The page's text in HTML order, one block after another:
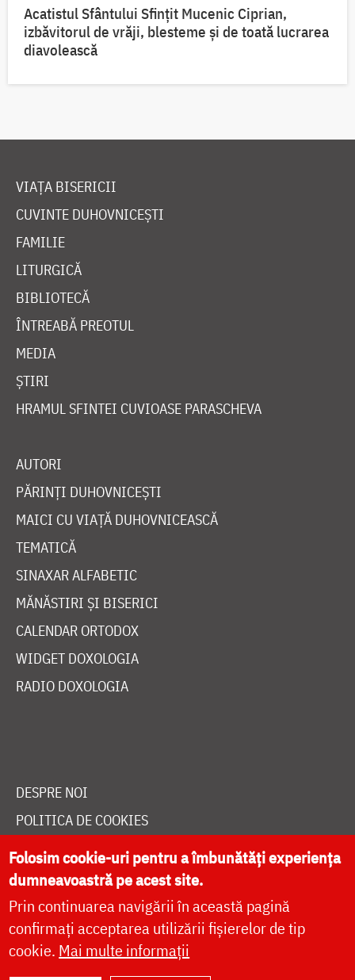
Acatistul Sfântului Sfințit Mucenic Ciprian,
izbăvitorul de vrăji, blesteme și de toată lucrarea
diavolească
VIAȚA BISERICII
CUVINTE DUHOVNICEȘTI
FAMILIE
LITURGICĂ
BIBLIOTECĂ
ÎNTREABĂ PREOTUL
MEDIA
ȘTIRI
HRAMUL SFINTEI CUVIOASE PARASCHEVA
AUTORI
PĂRINȚI DUHOVNICEȘTI
MAICI CU VIAȚĂ DUHOVNICEASCĂ
TEMATICĂ
SINAXAR ALFABETIC
MĂNĂSTIRI ȘI BISERICI
CALENDAR ORTODOX
WIDGET DOXOLOGIA
RADIO DOXOLOGIA
DESPRE NOI
POLITICA DE COOKIES
DONEAZĂ ONLINE PENTRU CATEDRALA NAȚIONALĂ
LIVE
Folosim cookie-uri pentru a îmbunătăți experiența
dumneavoastră pe acest site.
Prin continuarea navigării în această pagină
confirmați acceptarea utilizării fișierelor de tip
cookie. Mai multe informații